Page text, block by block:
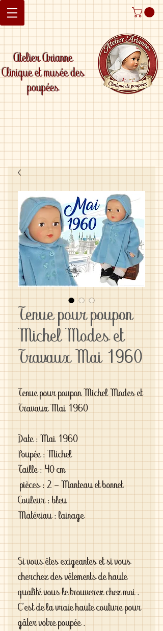
Atelier Arianne
Clinique et musée des
poupées
Tenue pour poupon
Michel Modes et
Travaux Mai 1960
Tenue pour poupon Michel Modes et
Travaux Mai 1960
Date : Mai 1960
Poupée : Michel
Taille : 40 cm
pièces : 2 - Manteau et bonnet
Couleur : bleu
Matériau : lainage
Si vous êtes exigeantes et si vous
cherchez des vêtements de haute
qualité vous le trouverez chez moi .
C'est de la vraie haute couture pour
gâter votre poupée .